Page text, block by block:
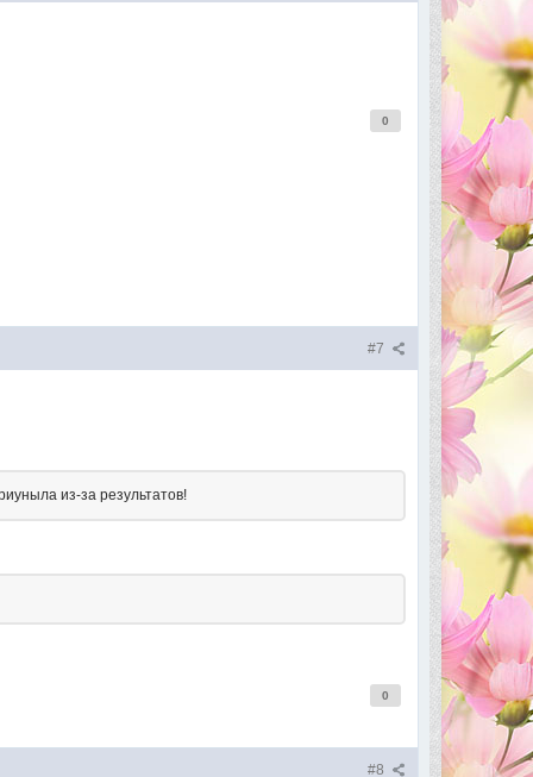
0
#7
из-за результатов!
0
#8